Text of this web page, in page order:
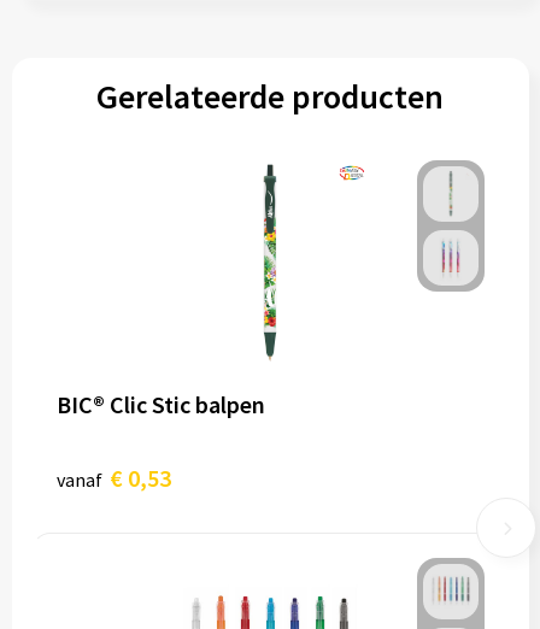
Gerelateerde producten
BIC® Clic Stic balpen
vanaf € 0,53